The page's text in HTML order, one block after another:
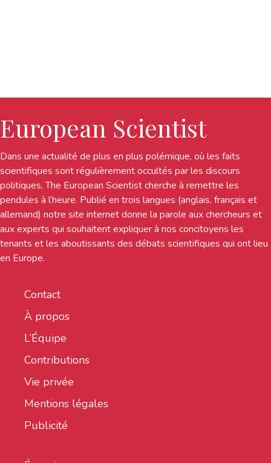
European Scientist
Dans une actualité de plus en plus polémique, où les faits
scientifiques sont régulièrement occultés par les discours
politiques, The European Scientist cherche à remettre les
pendules à l’heure. Publié en trois langues (anglais, français et
allemand) notre site internet donne la parole aux chercheurs et
aux experts qui souhaitent expliquer à nos concitoyens les
tenants et les aboutissants des débats scientifiques qui ont lieu
en Europe.
Contact
À propos
L’Équipe
Contributions
Vie privée
Mentions légales
Publicité